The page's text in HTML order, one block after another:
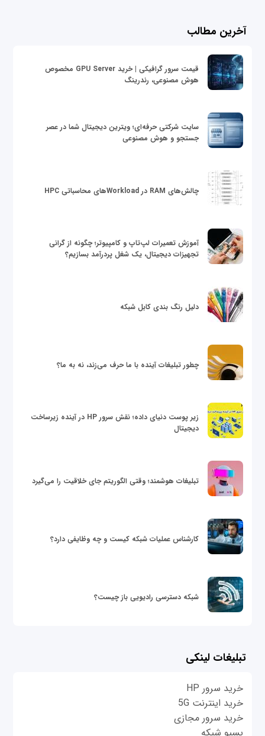
آخرین مطالب
قیمت سرور گرافیکی | خرید GPU Server مخصوص
هوش مصنوعی، رندرینگ
سایت شرکتی حرفه‌ای؛ ویترین دیجیتال شما در عصر
جستجو و هوش مصنوعی
چالش‌های RAM در Workloadهای محاسباتی HPC
آموزش تعمیرات لپ‌تاپ و کامپیوتر؛ چگونه از گرانی
تجهیزات دیجیتال، یک شغل پردرآمد بسازیم؟
دلیل رنگ بندی کابل شبکه
چطور تبلیغات آینده با ما حرف می‌زند، نه به ما؟
زیر پوست دنیای داده؛ نقش سرور HP در آینده زیرساخت
دیجیتال
تبلیغات هوشمند؛ وقتی الگوریتم جای خلاقیت را می‌گیرد
کارشناس عملیات شبکه کیست و چه وظایفی دارد؟
شبکه دسترسی رادیویی باز چیست؟
تبلیغات لینکی
خرید سرور HP
خرید اینترنت 5G
خرید سرور مجازی
پسیو شبکه